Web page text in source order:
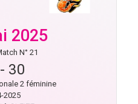
2025
N° 21
- 30
2 féminine
2025